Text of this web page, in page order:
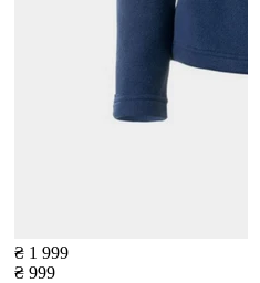
₴ 1 999
₴ 999